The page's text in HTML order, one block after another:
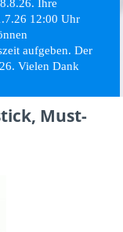
Ihre
12:00 Uhr
aufgeben. Der
Vielen Dank
Must-